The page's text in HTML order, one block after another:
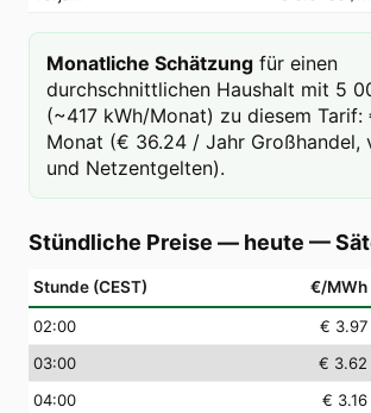
Monatliche Schätzung für einen
durchschnittlichen Haushalt mit 5
(~417 kWh/Monat) zu diesem
Monat (€ 36.24 / Jahr Großhandel,
und Netzentgelten).
Stündliche Preise — heute —
Stunde (CEST) €/MWh
02:00 € 3.97
03:00 € 3.62
04:00 € 3.16